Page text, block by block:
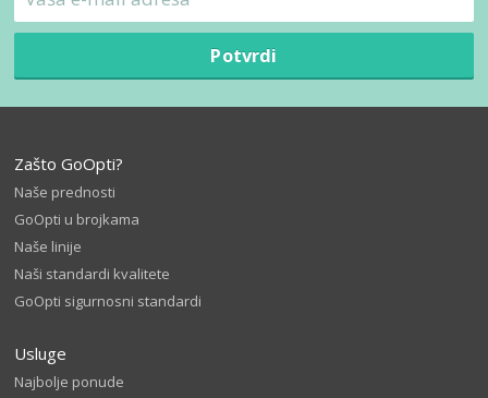
Potvrdi
Zašto GoOpti?
Naše prednosti
GoOpti u brojkama
Naše linije
Naši standardi kvalitete
GoOpti sigurnosni standardi
Usluge
Najbolje ponude